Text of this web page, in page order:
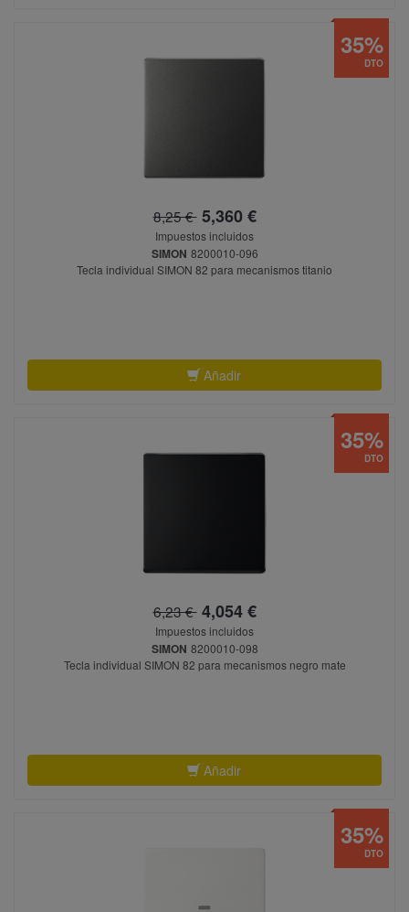
8,25 €5,360 €
Impuestos incluidos
SIMON 8200010-096
Tecla individual SIMON 82 para mecanismos titanio
Añadir
DTO
35%
6,23 €4,054 €
Impuestos incluidos
SIMON 8200010-098
Tecla individual SIMON 82 para mecanismos negro mate
Añadir
DTO
35%
DTO
35%